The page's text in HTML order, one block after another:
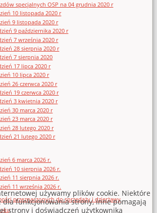
specjalnych OSP na 04 grudnia 2020 r
10 listopada 2020 r
9 listopada 2020 r
9 października 2020 r
7 września 2020 r
28 sierpnia 2020 r
7 sierpnia 2020
17 lipca 2020 r
10 lipca 2020 r
26 czerwca 2020 r
19 czerwca 2020 r
3 kwietnia 2020 r
30 marca 2020 r
23 marca 2020 r
28 lutego 2020 r
21 lutego 2020 r
6 marca 2026 r.
10 sierpnia 2026 r.
11 sierpnia 2026 r.
11 września 2026 r.
przeznaczonych do sprzedaży i dzierżawy
używamy plików cookie. Niektóre
dla funkcjonowania strony, inne pomagają
strony i doświadczeń użytkownika